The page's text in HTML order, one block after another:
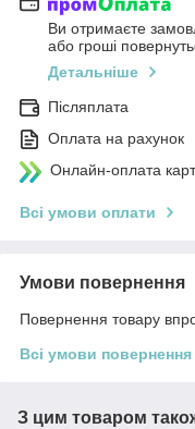
Ви отримаєте
або гроші
Детальніше
Післяплата
Оплата на рахунок
Онлайн-оплата
Всі умови оплати
Умови повернення
Повернення товару
Всі умови повернення
З цим товаром